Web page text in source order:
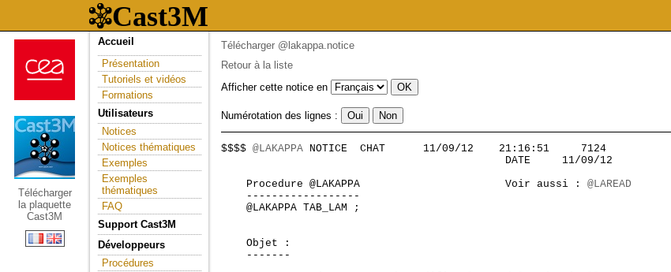
Télécharger
la plaquette
Cast3M
Accueil
Présentation
Tutoriels et vidéos
Formations
Utilisateurs
Notices
Notices thématiques
Exemples
Exemples
thématiques
FAQ
Support Cast3M
Développeurs
Procédures
Télécharger @lakappa.notice
Retour à la liste
Afficher cette notice en
Numérotation des lignes :
$$$$ @LAKAPPA NOTICE  CHAT      11/09/12    21:16:51     7124
                                             DATE     11/09/12
    Procedure @LAKAPPA                       Voir aussi :
@LAREAD
    ------------------
    @LAKAPPA TAB_LAM ;
    Objet :
    -------